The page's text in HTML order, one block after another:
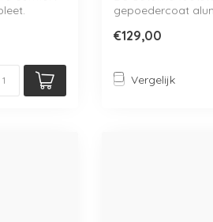
gepoedercoat
€129,00
Vergelijk